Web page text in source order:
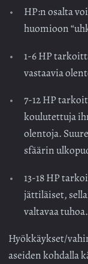
HP:n osalta
huomioon
1-6 HP
vastaavia
7-12 HP
koulutettuja
olentoja.
sfäärin
13-18 HP
jättiläiset,
valtavaa tuhoa.
Hyökkäykset/
aseiden kohdalla